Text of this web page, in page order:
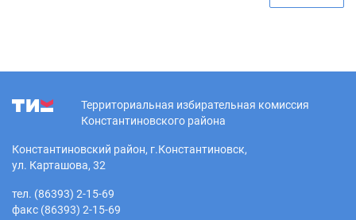
Территориальная избирательная комиссия
Константиновского района
Константиновский район, г.Константиновск,
ул. Карташова, 32
тел. (86393) 2-15-69
факс (86393) 2-15-69